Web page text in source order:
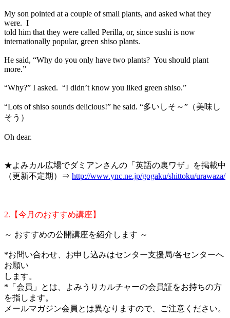
My son pointed at a couple of small plants, and asked what they
were. I
told him that they were called Perilla, or, since sushi is now
internationally popular, green shiso plants.
He said, “Why do you only have two plants? You should plant
more.”
“Why?” I asked. “I didn’t know you liked green shiso.”
“Lots of shiso sounds delicious!” he said. “多いしそ～”（美味し
そう）
Oh dear.
★よみカル広場でダミアンさんの「英語の裏ワザ」を掲載中
（更新不定期）⇒ http://www.ync.ne.jp/gogaku/shittoku/urawaza/
2.【今月のおすすめ講座】
～ おすすめの公開講座を紹介します ～
*お問い合わせ、お申し込みはセンター支援局/各センターへ
お願い
します。
*「会員」とは、よみうりカルチャーの会員証をお持ちの方
を指します。
メールマガジン会員とは異なりますので、ご注意ください。